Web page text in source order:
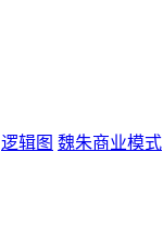
逻辑图 魏朱商业模式